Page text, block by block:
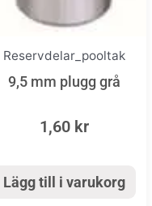
Reservdelar_pooltak
9,5 mm plugg grå
1,60 kr
Lägg till i varukorg